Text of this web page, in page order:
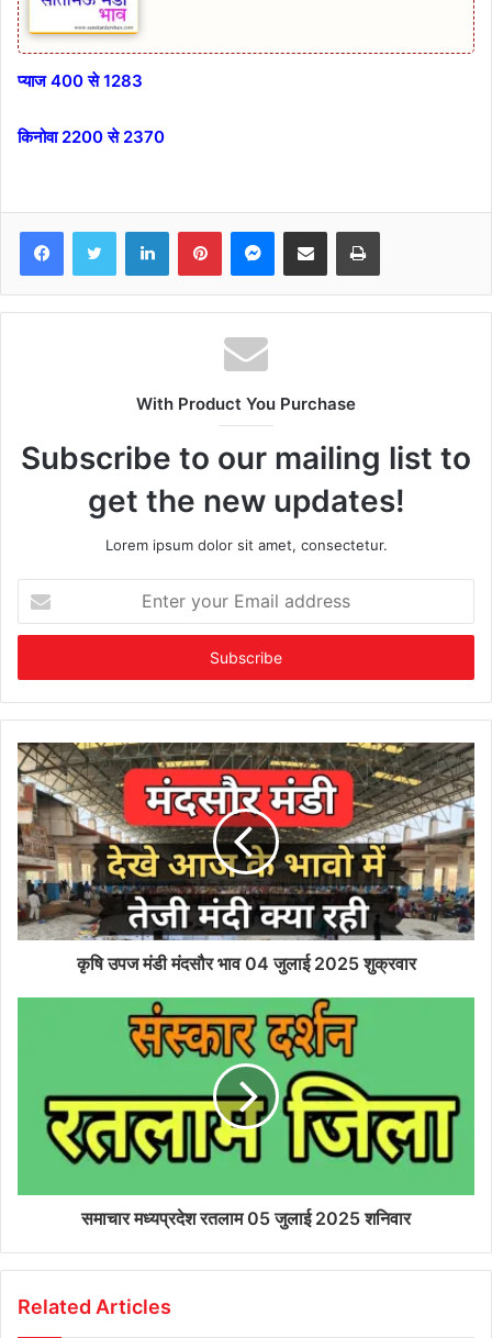
प्याज 400 से 1283
किनोवा 2200 से 2370
FacebookTwitter LinkedInPinterestMessenger
Share via Email Print
With Product You Purchase
Subscribe to our mailing list to
get the new updates!
Lorem ipsum dolor sit amet, consectetur.
your
Email
कृषि उपज मंडी मंदसौर भाव 04 जुलाई 2025 शुक्रवार
समाचार मध्यप्रदेश रतलाम 05 जुलाई 2025 शनिवार
Related Articles